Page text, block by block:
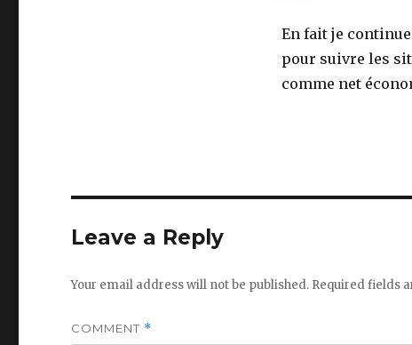
En fait je
pour suivre les
comme net
Leave a Reply
Your email address will not be published. Required fields
COMMENT *